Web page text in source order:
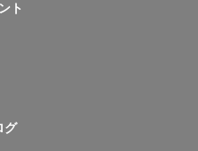
ト
グ